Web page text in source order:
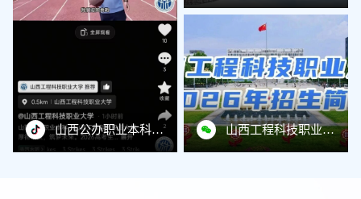
山西公办职业本科｜山西工程科技职业大学厚德精技，筑梦未来。2026高考生，我们在这里等你！#山西工程科技职业大学 #山西高考志愿 #2026高考 #山西职业本科 山西工程科技职业大学2026年招生简章发布！